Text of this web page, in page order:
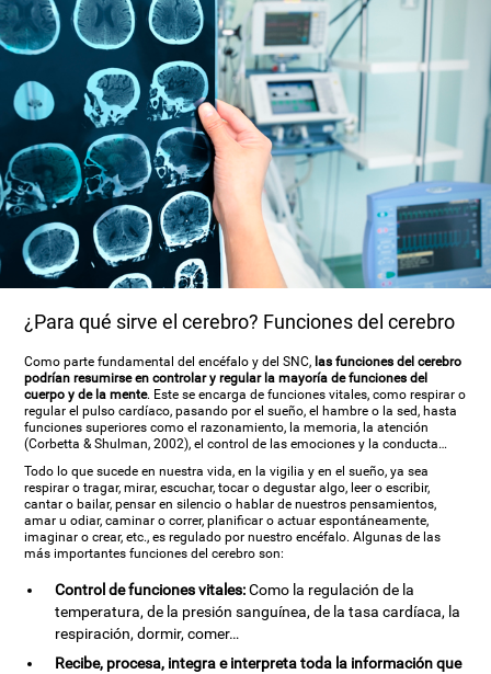
¿Para qué sirve el cerebro? Funciones del cerebro
Como parte fundamental del encéfalo y del SNC, las funciones del cerebro
podrían resumirse en controlar y regular la mayoría de funciones del
cuerpo y de la mente. Este se encarga de funciones vitales, como respirar o
regular el pulso cardíaco, pasando por el sueño, el hambre o la sed, hasta
funciones superiores como el razonamiento, la memoria, la atención
(Corbetta & Shulman, 2002), el control de las emociones y la conducta…
Todo lo que sucede en nuestra vida, en la vigilia y en el sueño, ya sea
respirar o tragar, mirar, escuchar, tocar o degustar algo, leer o escribir,
cantar o bailar, pensar en silencio o hablar de nuestros pensamientos,
amar u odiar, caminar o correr, planificar o actuar espontáneamente,
imaginar o crear, etc., es regulado por nuestro encéfalo. Algunas de las
más importantes funciones del cerebro son:
Control de funciones vitales:Como la regulación de la
temperatura, de la presión sanguínea, de la tasa cardíaca, la
respiración, dormir, comer…
Recibe, procesa, integra e interpreta toda la información que